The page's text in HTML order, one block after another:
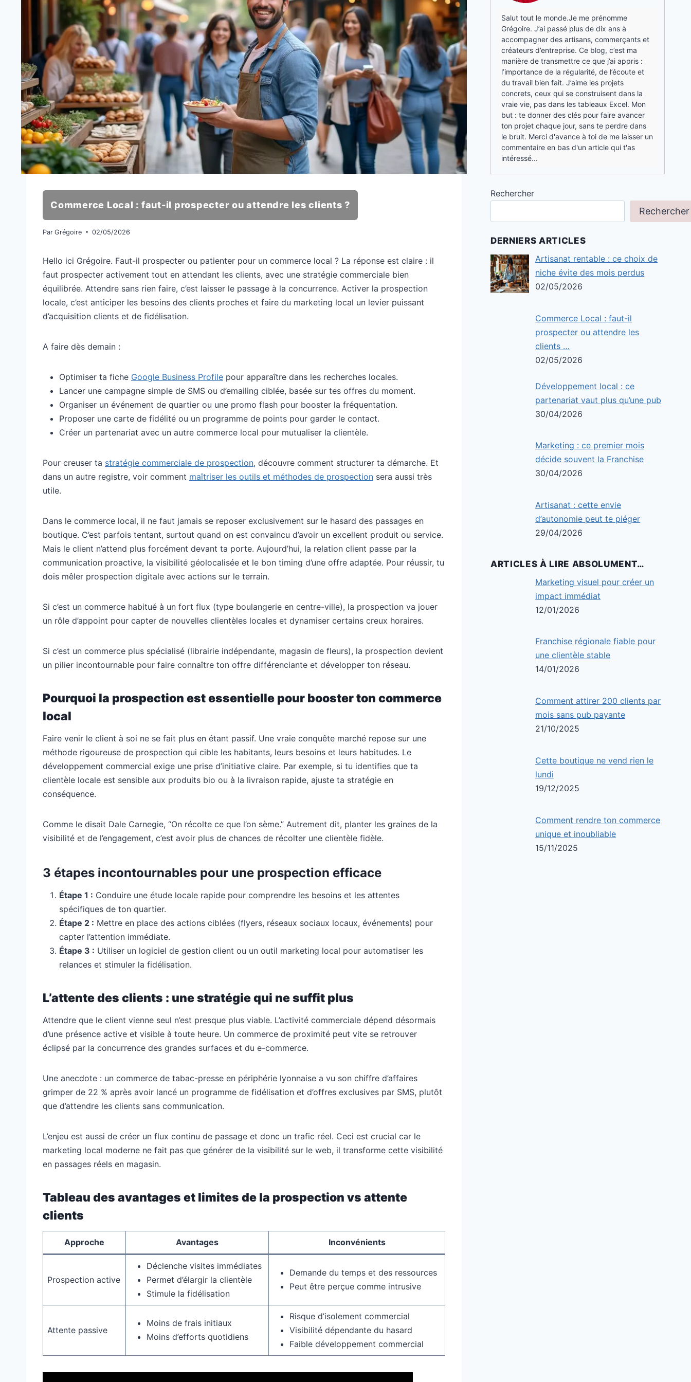
Commerce Local : faut-il prospecter ou attendre les clients ?
Par Grégoire 02/05/2026
Hello ici Grégoire. Faut-il prospecter ou patienter pour un commerce local ? La réponse est claire : il
faut prospecter activement tout en attendant les clients, avec une stratégie commerciale bien
équilibrée. Attendre sans rien faire, c’est laisser le passage à la concurrence. Activer la prospection
locale, c’est anticiper les besoins des clients proches et faire du marketing local un levier puissant
d’acquisition clients et de fidélisation.
A faire dès demain :
Optimiser ta fiche Google Business Profile pour apparaître dans les recherches locales.
Lancer une campagne simple de SMS ou d’emailing ciblée, basée sur tes offres du moment.
Organiser un événement de quartier ou une promo flash pour booster la fréquentation.
Proposer une carte de fidélité ou un programme de points pour garder le contact.
Créer un partenariat avec un autre commerce local pour mutualiser la clientèle.
Pour creuser ta stratégie commerciale de prospection, découvre comment structurer ta démarche. Et
dans un autre registre, voir comment maîtriser les outils et méthodes de prospection sera aussi très
utile.
Dans le commerce local, il ne faut jamais se reposer exclusivement sur le hasard des passages en
boutique. C’est parfois tentant, surtout quand on est convaincu d’avoir un excellent produit ou service.
Mais le client n’attend plus forcément devant ta porte. Aujourd’hui, la relation client passe par la
communication proactive, la visibilité géolocalisée et le bon timing d’une offre adaptée. Pour réussir, tu
dois mêler prospection digitale avec actions sur le terrain.
Si c’est un commerce habitué à un fort flux (type boulangerie en centre-ville), la prospection va jouer
un rôle d’appoint pour capter de nouvelles clientèles locales et dynamiser certains creux horaires.
Si c’est un commerce plus spécialisé (librairie indépendante, magasin de fleurs), la prospection devient
un pilier incontournable pour faire connaître ton offre différenciante et développer ton réseau.
Pourquoi la prospection est essentielle pour booster ton commerce
local
Faire venir le client à soi ne se fait plus en étant passif. Une vraie conquête marché repose sur une
méthode rigoureuse de prospection qui cible les habitants, leurs besoins et leurs habitudes. Le
développement commercial exige une prise d’initiative claire. Par exemple, si tu identifies que ta
clientèle locale est sensible aux produits bio ou à la livraison rapide, ajuste ta stratégie en
conséquence.
Comme le disait Dale Carnegie, “On récolte ce que l’on sème.” Autrement dit, planter les graines de la
visibilité et de l’engagement, c’est avoir plus de chances de récolter une clientèle fidèle.
3 étapes incontournables pour une prospection efficace
Étape 1 : Conduire une étude locale rapide pour comprendre les besoins et les attentes
spécifiques de ton quartier.
Étape 2 : Mettre en place des actions ciblées (flyers, réseaux sociaux locaux, événements) pour
capter l’attention immédiate.
Étape 3 : Utiliser un logiciel de gestion client ou un outil marketing local pour automatiser les
relances et stimuler la fidélisation.
L’attente des clients : une stratégie qui ne suffit plus
Attendre que le client vienne seul n’est presque plus viable. L’activité commerciale dépend désormais
d’une présence active et visible à toute heure. Un commerce de proximité peut vite se retrouver
éclipsé par la concurrence des grandes surfaces et du e-commerce.
Une anecdote : un commerce de tabac-presse en périphérie lyonnaise a vu son chiffre d’affaires
grimper de 22 % après avoir lancé un programme de fidélisation et d’offres exclusives par SMS, plutôt
que d’attendre les clients sans communication.
L’enjeu est aussi de créer un flux continu de passage et donc un trafic réel. Ceci est crucial car le
marketing local moderne ne fait pas que générer de la visibilité sur le web, il transforme cette visibilité
en passages réels en magasin.
Tableau des avantages et limites de la prospection vs attente
clients
Approche Avantages Inconvénients
Prospection active
Déclenche visites immédiates
Permet d’élargir la clientèle
Stimule la fidélisation
Demande du temps et des ressources
Peut être perçue comme intrusive
Attente passive
Moins de frais initiaux
Moins d’efforts quotidiens
Risque d’isolement commercial
Visibilité dépendante du hasard
Faible développement commercial
Salut tout le monde.Je me prénomme
Grégoire. J’ai passé plus de dix ans à
accompagner des artisans, commerçants et
créateurs d’entreprise. Ce blog, c’est ma
manière de transmettre ce que j’ai appris :
l’importance de la régularité, de l’écoute et
du travail bien fait. J’aime les projets
concrets, ceux qui se construisent dans la
vraie vie, pas dans les tableaux Excel. Mon
but : te donner des clés pour faire avancer
ton projet chaque jour, sans te perdre dans
le bruit. Merci d'avance à toi de me laisser un
commentaire en bas d'un article qui t'as
intéressé...
Rechercher
Rechercher
DERNIERS ARTICLES
Artisanat rentable : ce choix de
niche évite des mois perdus
02/05/2026
Commerce Local : faut-il
prospecter ou attendre les
clients …
02/05/2026
Développement local : ce
partenariat vaut plus qu’une pub
30/04/2026
Marketing : ce premier mois
décide souvent la Franchise
30/04/2026
Artisanat : cette envie
d’autonomie peut te piéger
29/04/2026
ARTICLES À LIRE ABSOLUMENT…
Marketing visuel pour créer un
impact immédiat
12/01/2026
Franchise régionale fiable pour
une clientèle stable
14/01/2026
Comment attirer 200 clients par
mois sans pub payante
21/10/2025
Cette boutique ne vend rien le
lundi
19/12/2025
Comment rendre ton commerce
unique et inoubliable
15/11/2025